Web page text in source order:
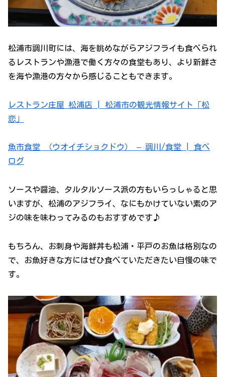
松浦市調川町には、海を眺めながらアジフライも食べられ
るレストランや漁港で働く方々の食堂もあり、より新鮮さ
を海や漁港の方々から感じることもできます。
レストラン庄屋 松浦店 | 松浦市の観光情報サイト「松
恋」
魚市食堂 （ウオイチショクドウ） – 調川/食堂 | 食べ
ログ
ソースや醤油、タルタルソース派の方もいらっしゃると思
いますが、松浦のアジフライ、なにもかけていない素のア
ジの味を味わってみるのもおすすめです♪
もちろん、お刺身や海鮮丼も松浦・平戸のお魚は格別なの
で、お魚好きな方にはぜひ食べていただきたい自慢の味で
す。